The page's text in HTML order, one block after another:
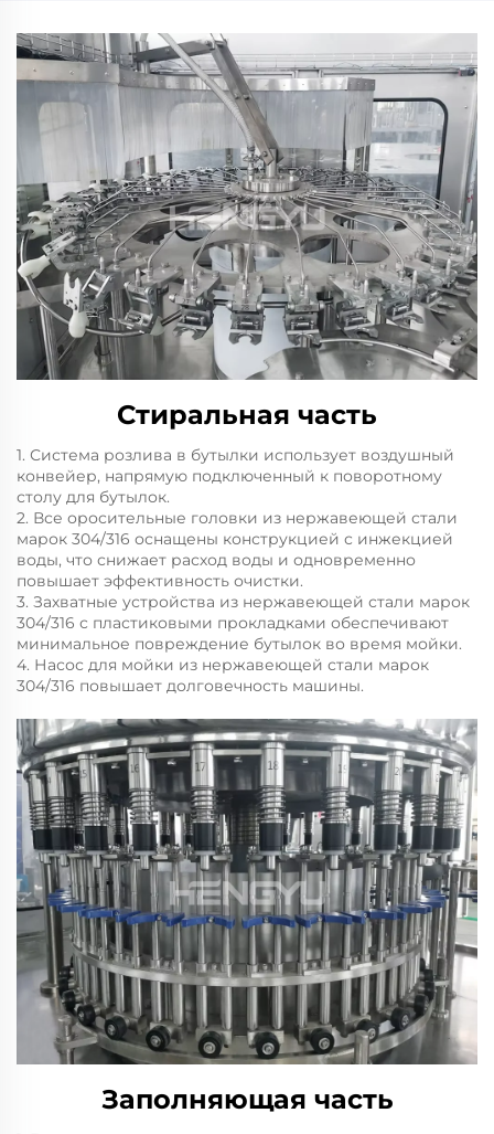
Стиральная часть
1. Система розлива в бутылки использует воздушный
конвейер, напрямую подключенный к поворотному
столу для бутылок.
2. Все оросительные головки из нержавеющей стали
марок 304/316 оснащены конструкцией с инжекцией
воды, что снижает расход воды и одновременно
повышает эффективность очистки.
3. Захватные устройства из нержавеющей стали марок
304/316 с пластиковыми прокладками обеспечивают
минимальное повреждение бутылок во время мойки.
4. Насос для мойки из нержавеющей стали марок
304/316 повышает долговечность машины.
Заполняющая часть